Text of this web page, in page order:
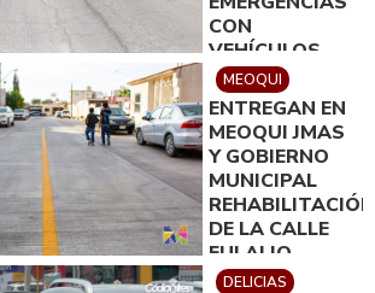
CON
VEHÍCULOS
ELÉCTRICOS
EN DELICIAS
MEOQUI
ENTREGAN EN
MEOQUI JMAS
Y GOBIERNO
MUNICIPAL
REHABILITACIÓN
DE LA CALLE
EULALIO
GÓMEZ
DELICIAS